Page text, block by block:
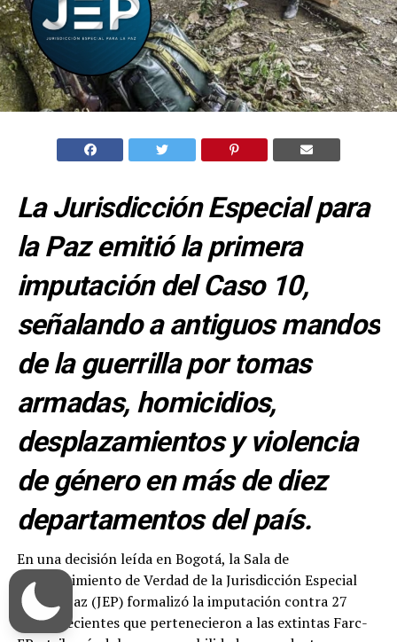
La Jurisdicción Especial para
la Paz emitió la primera
imputación del Caso 10,
señalando a antiguos mandos
de la guerrilla por tomas
armadas, homicidios,
desplazamientos y violencia
de género en más de diez
departamentos del país.
En una decisión leída en Bogotá, la Sala de
Reconocimiento de Verdad de la Jurisdicción Especial
para la Paz (JEP) formalizó la imputación contra 27
comparecientes que pertenecieron a las extintas Farc-